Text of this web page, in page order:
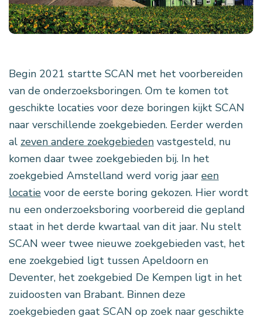
Begin 2021 startte SCAN met het voorbereiden
van de onderzoeksboringen. Om te komen tot
geschikte locaties voor deze boringen kijkt SCAN
naar verschillende zoekgebieden. Eerder werden
al zeven andere zoekgebieden vastgesteld, nu
komen daar twee zoekgebieden bij. In het
zoekgebied Amstelland werd vorig jaar een
locatie voor de eerste boring gekozen. Hier wordt
nu een onderzoeksboring voorbereid die gepland
staat in het derde kwartaal van dit jaar. Nu stelt
SCAN weer twee nieuwe zoekgebieden vast, het
ene zoekgebied ligt tussen Apeldoorn en
Deventer, het zoekgebied De Kempen ligt in het
zuidoosten van Brabant. Binnen deze
zoekgebieden gaat SCAN op zoek naar geschikte